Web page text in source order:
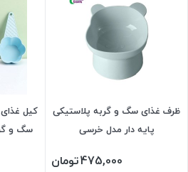
ظرف غذای سگ و گربه پلاستیکی
پایه دار مدل خرسی
475,000تومان
کیل
سگ و